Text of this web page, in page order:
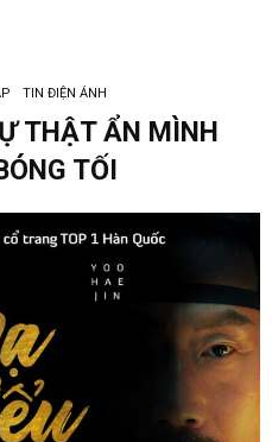
TIN ĐIỆN ẢNH
THẬT ẨN MÌNH
TỐI